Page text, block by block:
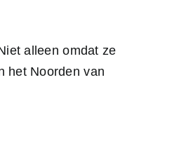
alleen omdat ze
het Noorden van